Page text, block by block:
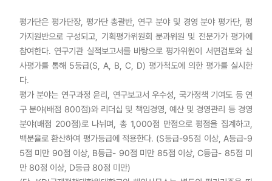
평가단은 평가단장, 평가단 총괄반, 연구 분야 및 경영 분야 평가단, 평
가지원반으로 구성되고, 기획평가위원회 분과위원 및 전문가가 평가에
참여한다. 연구기관 실적보고서를 바탕으로 평가위원이 서면검토와 실
사평가를 통해 5등급(S, A, B, C, D) 평가척도에 의한 평가를 실시한
다.
평가 분야는 연구과정 윤리, 연구보고서 우수성, 국가정책 기여도 등 연
구 분야(배점 800점)와 리더십 및 책임경영, 예산 및 경영관리 등 경영
분야(배점 200점)로 나뉘며, 총 1,000점 만점으로 평점을 집계하고,
백분율로 환산하여 평가등급에 적용한다. (S등급-95점 이상, A등급-9
5점 미만 90점 이상, B등급- 90점 미만 85점 이상, C등급- 85점 미
만 80점 이상, D등급 80점 미만)